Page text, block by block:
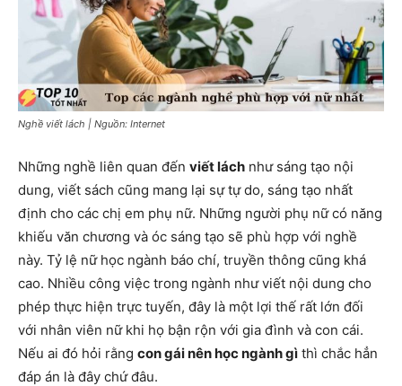
Nghề viết lách | Nguồn: Internet
Những nghề liên quan đến viết lách như sáng tạo nội
dung, viết sách cũng mang lại sự tự do, sáng tạo nhất
định cho các chị em phụ nữ. Những người phụ nữ có năng
khiếu văn chương và óc sáng tạo sẽ phù hợp với nghề
này. Tỷ lệ nữ học ngành báo chí, truyền thông cũng khá
cao. Nhiều công việc trong ngành như viết nội dung cho
phép thực hiện trực tuyến, đây là một lợi thế rất lớn đối
với nhân viên nữ khi họ bận rộn với gia đình và con cái.
Nếu ai đó hỏi rằng con gái nên học ngành gì thì chắc hẳn
đáp án là đây chứ đâu.